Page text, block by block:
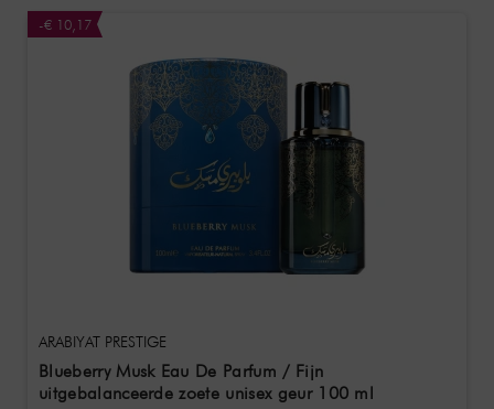
-€ 10,17
ARABIYAT PRESTIGE
Blueberry Musk Eau De Parfum / Fijn
uitgebalanceerde zoete unisex geur 100 ml